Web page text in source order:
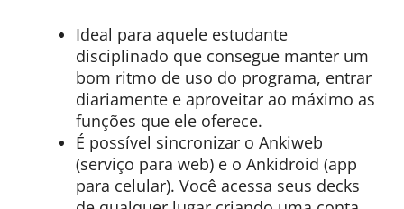
Ideal para aquele estudante
disciplinado que consegue manter um
bom ritmo de uso do programa, entrar
diariamente e aproveitar ao máximo as
funções que ele oferece.
É possível sincronizar o Ankiweb
(serviço para web) e o Ankidroid (app
para celular). Você acessa seus decks